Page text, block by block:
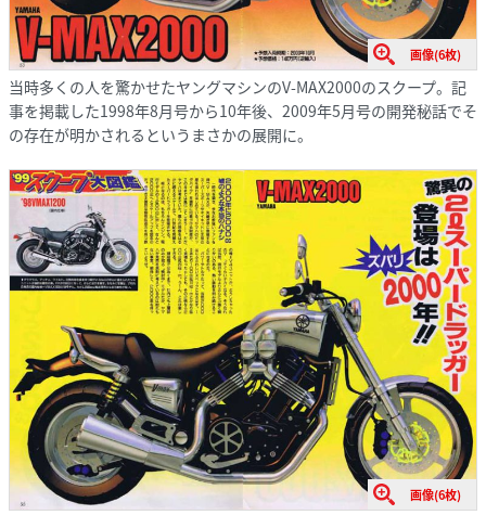
画像(6枚)
当時多くの人を驚かせたヤングマシンのV-MAX2000のスクープ。記
事を掲載した1998年8月号から10年後、2009年5月号の開発秘話でそ
の存在が明かされるというまさかの展開に。
画像(6枚)